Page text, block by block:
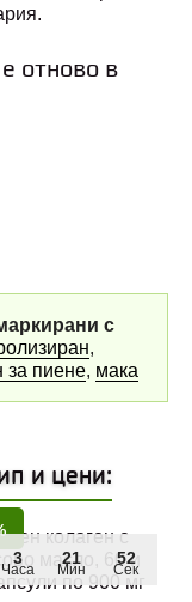
отново в
с
,
за пиене, мака
и цени:
3
Часа
21
Мин
51
Сек